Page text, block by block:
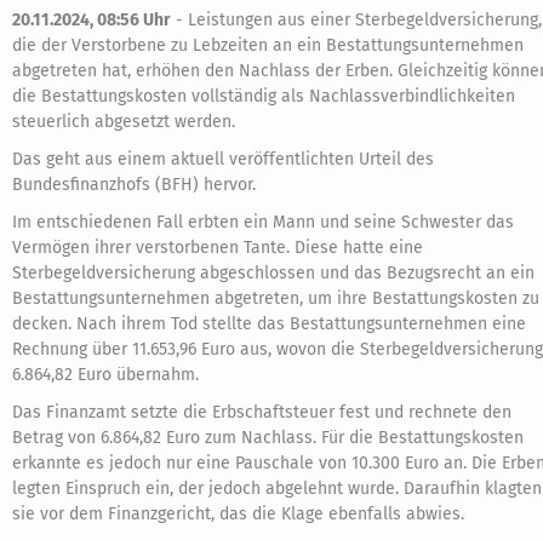
20.11.2024, 08:56 Uhr - Leistungen aus einer Sterbegeldversicherung,
die der Verstorbene zu Lebzeiten an ein Bestattungsunternehmen
abgetreten hat, erhöhen den Nachlass der Erben. Gleichzeitig
die Bestattungskosten vollständig als Nachlassverbindlichkeiten
steuerlich abgesetzt werden.
Das geht aus einem aktuell veröffentlichten Urteil des
Bundesfinanzhofs (BFH) hervor.
Im entschiedenen Fall erbten ein Mann und seine Schwester das
Vermögen ihrer verstorbenen Tante. Diese hatte eine
Sterbegeldversicherung abgeschlossen und das Bezugsrecht an ein
Bestattungsunternehmen abgetreten, um ihre Bestattungskosten zu
decken. Nach ihrem Tod stellte das Bestattungsunternehmen eine
Rechnung über 11.653,96 Euro aus, wovon die Sterbegeldversicherung
6.864,82 Euro übernahm.
Das Finanzamt setzte die Erbschaftsteuer fest und rechnete den
Betrag von 6.864,82 Euro zum Nachlass. Für die Bestattungskosten
erkannte es jedoch nur eine Pauschale von 10.300 Euro an. Die
legten Einspruch ein, der jedoch abgelehnt wurde. Daraufhin klagten
sie vor dem Finanzgericht, das die Klage ebenfalls abwies.